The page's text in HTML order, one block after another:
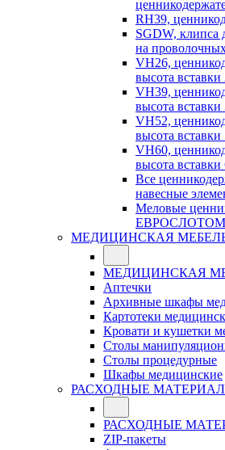
RH39,
SGDW, клипса
на
VH26,
высота
VH39,
высота
VH52,
высота
VH60,
высота
Все
навесные
Меловые
ЕВРОСЛОТОМ
МЕДИЦИНСКАЯ
МЕДИЦИНСКАЯ
Аптечки
Архивные шкафы
Картотеки
Кровати и кушетки
Столы
Столы процедурные
Шкафы медицинские
РАСХОДНЫЕ
РАСХОДНЫЕ
ZIP-пакеты